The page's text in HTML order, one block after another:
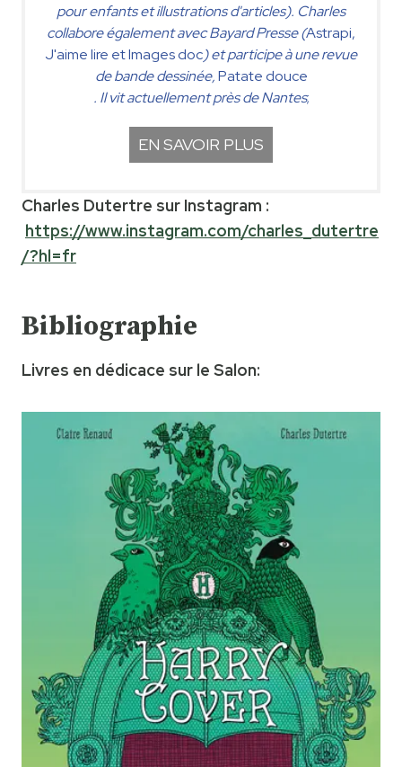
pour enfants et illustrations d'articles). Charles
collabore également avec Bayard Presse (Astrapi,
J'aime lire et Images doc) et participe à une revue
de bande dessinée,Patate douce
. Il vit actuellement près de Nantes;
EN SAVOIR PLUS
Charles Dutertre sur Instagram :
https://www.instagram.com/charles_dutertre
/?hl=fr
Bibliographie
Livres en dédicace sur le Salon: